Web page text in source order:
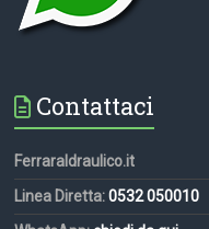
Contattaci
FerraraIdraulico.it
Linea Diretta:0532 050010